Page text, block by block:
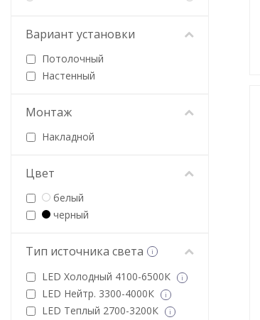
Вариант установки
Потолочный
Настенный
Монтаж
Накладной
Цвет
белый
черный
Тип источника света i
LED Холодный 4100-6500К i
LED Нейтр. 3300-4000К i
LED Теплый 2700-3200К i